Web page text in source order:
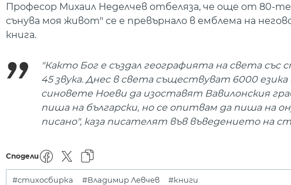
Професор Михаил Неделчев отбеляза, че още от 80-
сънува моя живот" се е превърнало в емблема на
книга.
"Както Бог е създал географията на света
45 звука. Днес в света съществуват 6000
синовете Ноеви да изоставят Вавилонския
пиша на български, но се опитвам да пиша на
писано", каза писателят във въведението на
Сподели
#стихосбирка #Владимир Левчев #книги